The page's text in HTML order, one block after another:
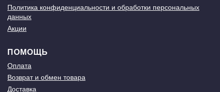
Политика конфиденциальности и обработки персональных
данных
Акции
ПОМОЩЬ
Оплата
Возврат и обмен товара
Доставка